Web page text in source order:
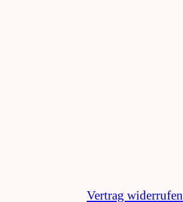
Vertrag widerrufen